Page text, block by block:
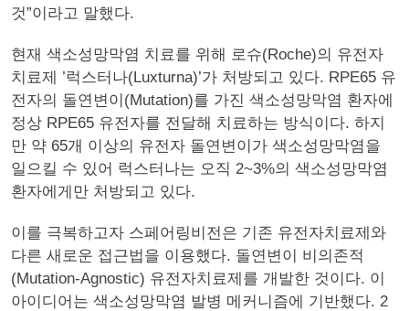
것”이라고 말했다.
현재 색소성망막염 치료를 위해 로슈(Roche)의 유전자
치료제 ’럭스터나(Luxturna)’가 처방되고 있다. RPE65 유
전자의 돌연변이(Mutation)를 가진 색소성망막염 환자에
정상 RPE65 유전자를 전달해 치료하는 방식이다. 하지
만 약 65개 이상의 유전자 돌연변이가 색소성망막염을
일으킬 수 있어 럭스터나는 오직 2~3%의 색소성망막염
환자에게만 처방되고 있다.
이를 극복하고자 스페어링비전은 기존 유전자치료제와
다른 새로운 접근법을 이용했다. 돌연변이 비의존적
(Mutation-Agnostic) 유전자치료제를 개발한 것이다. 이
아이디어는 색소성망막염 발병 메커니즘에 기반했다. 2